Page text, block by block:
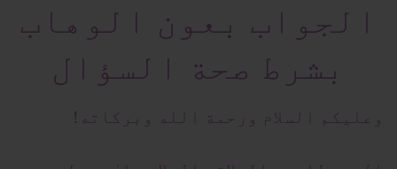
الجواب بعون الوهاب
بشرط صحة السؤال
وعلیکم السلام ورحمة الله وبرکاته!